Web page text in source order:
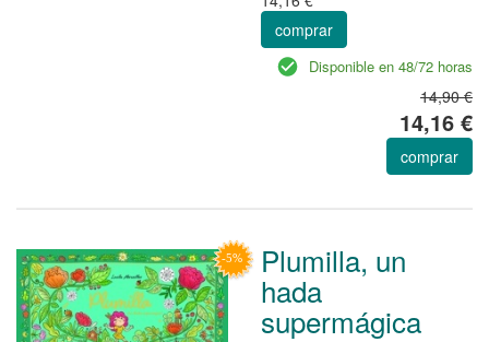
comprar
Disponible en 48/72 horas
14,90 €
14,16 €
comprar
Plumilla, un
hada
supermágica